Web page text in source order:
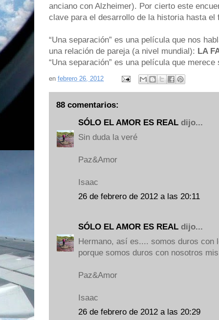
anciano con Alzheimer). Por cierto este
clave para el desarrollo de la historia hasta el
“Una separación” es una película que nos
una relación de pareja (a nivel mundial): LA
“Una separación” es una película que
en febrero 26, 2012
88 comentarios:
SÓLO EL AMOR ES REAL dijo...
Sin duda la veré
Paz&Amor
Isaac
26 de febrero de 2012 a las 20:11
SÓLO EL AMOR ES REAL dijo...
Hermano, así es.... somos duros con
porque somos duros con nosotros
Paz&Amor
Isaac
26 de febrero de 2012 a las 20:29